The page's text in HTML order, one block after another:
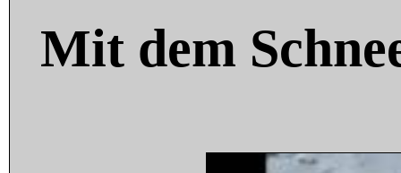
Mit dem